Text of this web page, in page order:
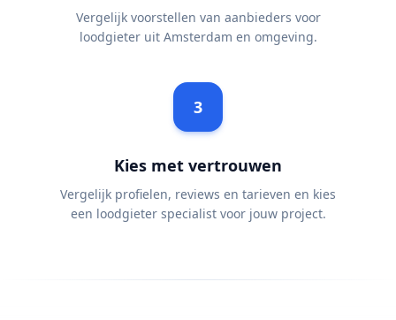
Vergelijk voorstellen van aanbieders voor
loodgieter uit Amsterdam en omgeving.
3
Kies met vertrouwen
Vergelijk profielen, reviews en tarieven en kies
een loodgieter specialist voor jouw project.